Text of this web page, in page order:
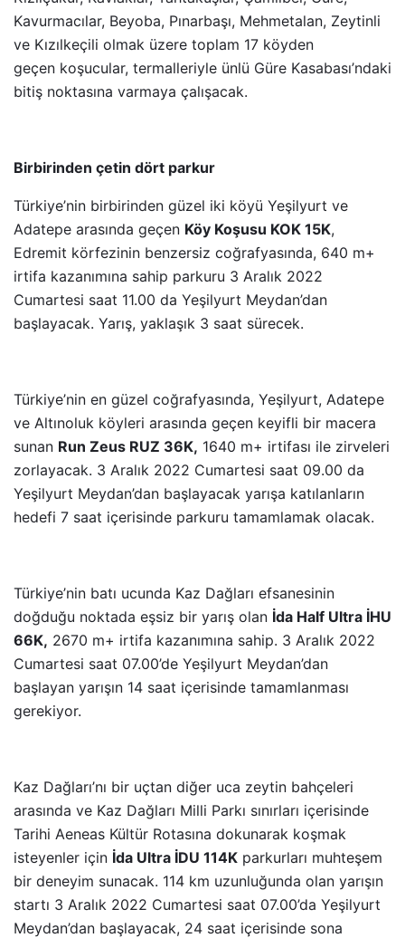
Kavurmacılar, Beyoba, Pınarbaşı, Mehmetalan, Zeytinli
ve Kızılkeçili olmak üzere toplam 17 köyden
geçen koşucular, termalleriyle ünlü Güre Kasabası’ndaki
bitiş noktasına varmaya çalışacak.
Birbirinden çetin dört parkur
Türkiye’nin birbirinden güzel iki köyü Yeşilyurt ve
Adatepe arasında geçen Köy Koşusu KOK 15K,
Edremit körfezinin benzersiz coğrafyasında, 640 m+
irtifa kazanımına sahip parkuru 3 Aralık 2022
Cumartesi saat 11.00 da Yeşilyurt Meydan’dan
başlayacak. Yarış, yaklaşık 3 saat sürecek.
Türkiye’nin en güzel coğrafyasında, Yeşilyurt, Adatepe
ve Altınoluk köyleri arasında geçen keyifli bir macera
sunan Run Zeus RUZ 36K, 1640 m+ irtifası ile zirveleri
zorlayacak. 3 Aralık 2022 Cumartesi saat 09.00 da
Yeşilyurt Meydan’dan başlayacak yarışa katılanların
hedefi 7 saat içerisinde parkuru tamamlamak olacak.
Türkiye’nin batı ucunda Kaz Dağları efsanesinin
doğduğu noktada eşsiz bir yarış olan İda Half Ultra İHU
66K, 2670 m+ irtifa kazanımına sahip. 3 Aralık 2022
Cumartesi saat 07.00’de Yeşilyurt Meydan’dan
başlayan yarışın 14 saat içerisinde tamamlanması
gerekiyor.
Kaz Dağları’nı bir uçtan diğer uca zeytin bahçeleri
arasında ve Kaz Dağları Milli Parkı sınırları içerisinde
Tarihi Aeneas Kültür Rotasına dokunarak koşmak
isteyenler için İda Ultra İDU 114K parkurları muhteşem
bir deneyim sunacak. 114 km uzunluğunda olan yarışın
startı 3 Aralık 2022 Cumartesi saat 07.00’da Yeşilyurt
Meydan’dan başlayacak, 24 saat içerisinde sona